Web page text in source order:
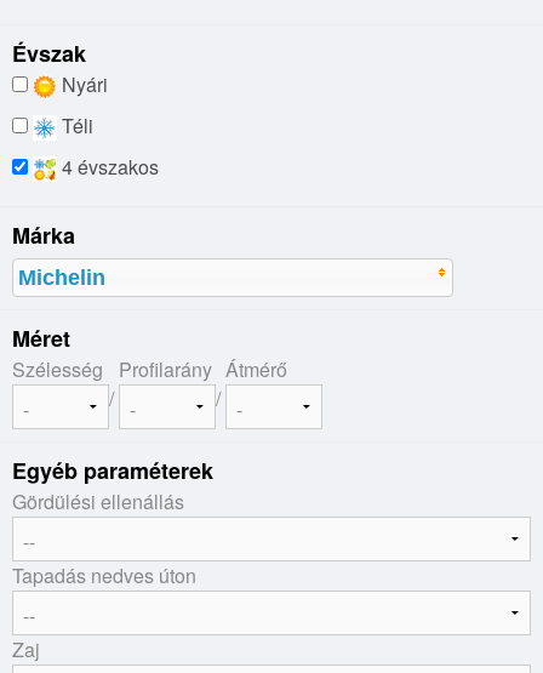
Évszak
Nyári
Téli
4 évszakos
Márka
Michelin
Méret
Szélesség
/
Profilarány
/
Átmérő
Egyéb paraméterek
Gördülési ellenállás
Tapadás nedves úton
Zaj